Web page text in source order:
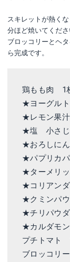
スキレットが熱く
分ほど焼いてくだ
ブロッコリーとヘ
ら完成です。
鶏もも肉 1
★ヨーグル
★レモン果
★塩 小さ
★おろしに
★パプリカ
★ターメリ
★コリアン
★クミンパ
★チリパウ
★カルダモ
プチトマト
ブロッコリ